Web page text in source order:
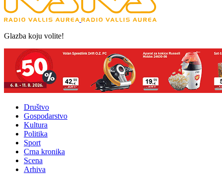
Glazba koju volite!
Društvo
Gospodarstvo
Kultura
Politika
Sport
Crna kronika
Scena
Arhiva